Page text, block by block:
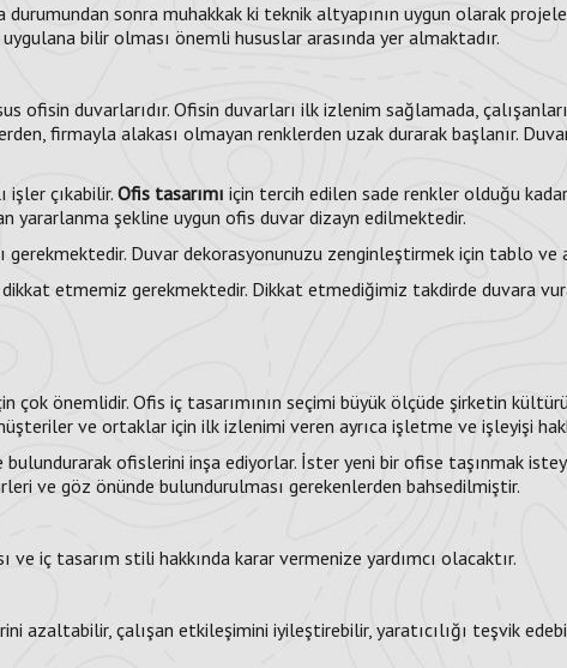
durumundan sonra muhakkak ki teknik altyapının uygun olarak
bilir olması önemli hususlar arasında yer almaktadır.
ofisin duvarlarıdır. Ofisin duvarları ilk izlenim sağlamada,
firmayla alakası olmayan renklerden uzak durarak başlanır.
işler çıkabilir. Ofis tasarımı için tercih edilen sade renkler olduğu
yararlanma şekline uygun ofis duvar dizayn edilmektedir.
Duvar dekorasyonunuzu zenginleştirmek için tablo ve
dikkat etmemiz gerekmektedir. Dikkat etmediğimiz takdirde duvara
çok önemlidir. Ofis iç tasarımının seçimi büyük ölçüde şirketin
ve ortaklar için ilk izlenimi veren ayrıca işletme ve işleyişi
ofislerini inşa ediyorlar. İster yeni bir ofise taşınmak
ve göz önünde bulundurulması gerekenlerden bahsedilmiştir.
iç tasarım stili hakkında karar vermenize yardımcı olacaktır.
azaltabilir, çalışan etkileşimini iyileştirebilir, yaratıcılığı teşvik